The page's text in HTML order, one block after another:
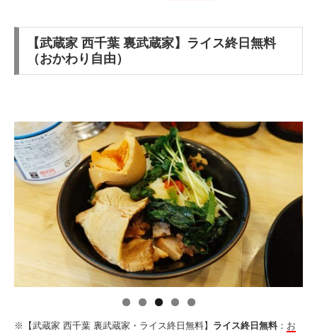
【武蔵家 西千葉 裏武蔵家】ライス終日無料
（おかわり自由）
※【武蔵家 西千葉 裏武蔵家・ライス終日無料】 ライス終日無料： お